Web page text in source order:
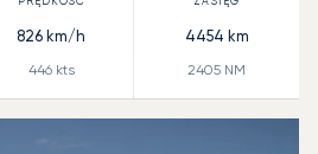
826 km/h
446kts
4454 km
2405 NM